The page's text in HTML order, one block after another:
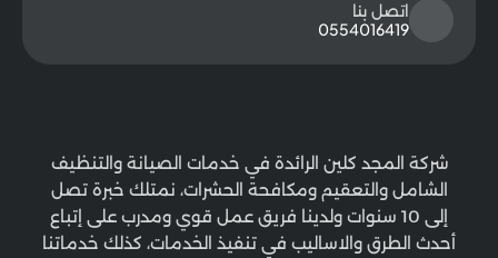
اتصل بنا
0554016419
شركة المجد كلين الرائدة في خدمات الصيانة والتنظيف
الشامل والتعقيم ومكافحة الحشرات، نمتلك خبرة تصل
إلى 10 سنوات ولدينا فريق عمل قوي ومدرب على إتباع
أحدث الطرق والاساليب في تنفيذ الخدمات، كذلك خدماتنا